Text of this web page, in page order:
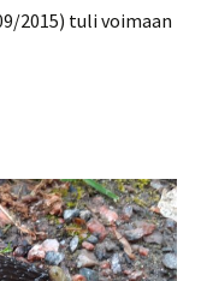
2015) tuli voimaan